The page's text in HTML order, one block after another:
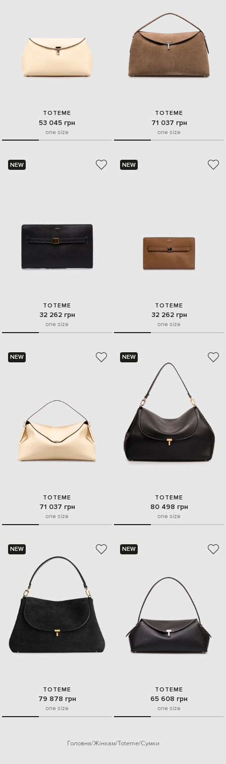
TOTEME
53 045 грн
one size
TOTEME
71 037 грн
one size
NEW
TOTEME
32 262 грн
one size
NEW
TOTEME
32 262 грн
one size
NEW
TOTEME
71 037 грн
one size
NEW
TOTEME
80 498 грн
one size
NEW
TOTEME
79 878 грн
one size
NEW
TOTEME
65 608 грн
one size
Головна Жінкам Toteme Сумки